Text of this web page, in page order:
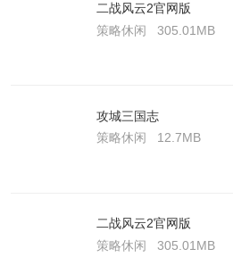
二战风云2官网版
策略休闲
305.01MB
攻城三国志
策略休闲
12.7MB
二战风云2官网版
策略休闲
305.01MB